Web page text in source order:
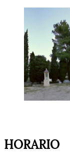
HORARIO